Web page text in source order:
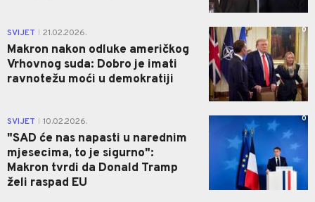
SVIJET 21.02.2026.
Makron nakon odluke američkog
Vrhovnog suda: Dobro je imati
ravnotežu moći u demokratiji
0
SVIJET 10.02.2026.
"SAD će nas napasti u narednim
mjesecima, to je sigurno":
Makron tvrdi da Donald Tramp
želi raspad EU
0